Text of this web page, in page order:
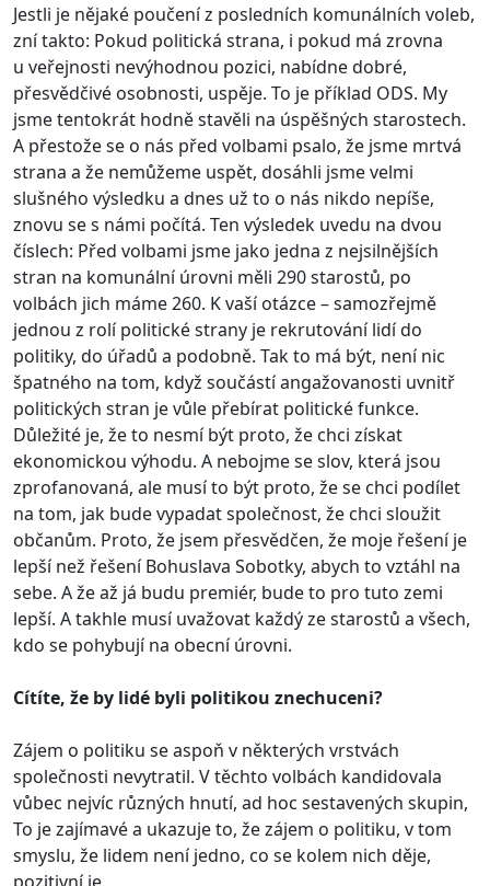
Jestli je nějaké poučení z posledních komunálních voleb,
zní takto: Pokud politická strana, i pokud má zrovna
u veřejnosti nevýhodnou pozici, nabídne dobré,
přesvědčivé osobnosti, uspěje. To je příklad ODS. My
jsme tentokrát hodně stavěli na úspěšných starostech.
A přestože se o nás před volbami psalo, že jsme mrtvá
strana a že nemůžeme uspět, dosáhli jsme velmi
slušného výsledku a dnes už to o nás nikdo nepíše,
znovu se s námi počítá. Ten výsledek uvedu na dvou
číslech: Před volbami jsme jako jedna z nejsilnějších
stran na komunální úrovni měli 290 starostů, po
volbách jich máme 260. K vaší otázce – samozřejmě
jednou z rolí politické strany je rekrutování lidí do
politiky, do úřadů a podobně. Tak to má být, není nic
špatného na tom, když součástí angažovanosti uvnitř
politických stran je vůle přebírat politické funkce.
Důležité je, že to nesmí být proto, že chci získat
ekonomickou výhodu. A nebojme se slov, která jsou
zprofanovaná, ale musí to být proto, že se chci podílet
na tom, jak bude vypadat společnost, že chci sloužit
občanům. Proto, že jsem přesvědčen, že moje řešení je
lepší než řešení Bohuslava Sobotky, abych to vztáhl na
sebe. A že až já budu premiér, bude to pro tuto zemi
lepší. A takhle musí uvažovat každý ze starostů a všech,
kdo se pohybují na obecní úrovni.
Cítíte, že by lidé byli politikou znechuceni?
Zájem o politiku se aspoň v některých vrstvách
společnosti nevytratil. V těchto volbách kandidovala
vůbec nejvíc různých hnutí, ad hoc sestavených skupin,
To je zajímavé a ukazuje to, že zájem o politiku, v tom
smyslu, že lidem není jedno, co se kolem nich děje,